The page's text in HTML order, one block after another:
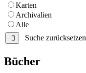
Karten
Archivalien
Alle
Suche zurücksetzen
Bücher